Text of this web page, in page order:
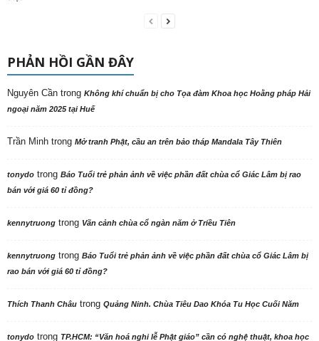
PHẢN HỒI GẦN ĐÂY
Nguyên Cần trong Không khí chuẩn bị cho Tọa đàm Khoa học Hoằng pháp Hải
ngoại năm 2025 tại Huế
Trần Minh trong Mở tranh Phật, cầu an trên bảo tháp Mandala Tây Thiên
tonydo trong Báo Tuổi trẻ phản ảnh về việc phần đất chùa cổ Giác Lâm bị rao
bán với giá 60 tỉ đồng?
kennytruong trong Vãn cảnh chùa cổ ngàn năm ở Triều Tiên
kennytruong trong Báo Tuổi trẻ phản ảnh về việc phần đất chùa cổ Giác Lâm bị
rao bán với giá 60 tỉ đồng?
Thích Thanh Châu trong Quảng Ninh. Chùa Tiêu Dao Khóa Tu Học Cuối Năm
tonydo trong TP.HCM: “Văn hoá nghi lễ Phật giáo” cần có nghệ thuật, khoa học